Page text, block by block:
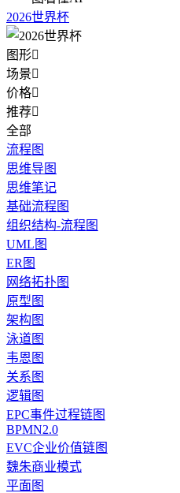
2026世界杯
图形
场景
价格
推荐
全部
流程图
思维导图
思维笔记
基础流程图
组织结构-流程图
UML图
ER图
网络拓扑图
原型图
架构图
泳道图
韦恩图
关系图
逻辑图
EPC事件过程链图
BPMN2.0
EVC企业价值链图
魏朱商业模式
平面图